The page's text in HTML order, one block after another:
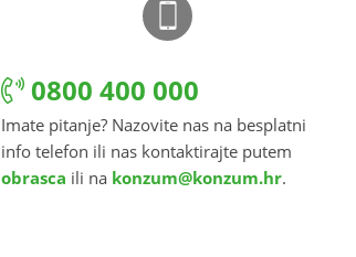
0800 400 000
Imate pitanje? Nazovite nas na besplatni
info telefon ili nas kontaktirajte putem
obrasca ili na konzum@konzum.hr.